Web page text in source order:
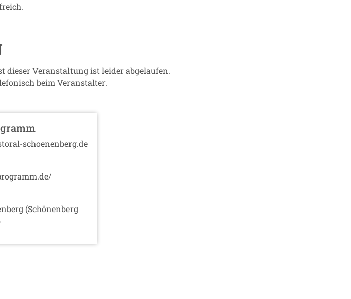
dieser Veranstaltung ist leider abgelaufen.
beim Veranstalter.
schoenenberg.de
(Schönenberg